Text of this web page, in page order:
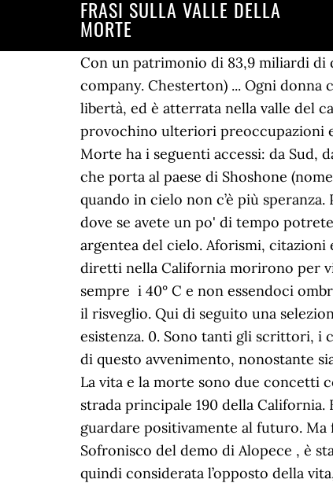
FRASI SULLA VALLE DELLA
MORTE
Con un patrimonio di 83,9 miliardi di dollari, è l'uomo più ricco del mondo Mr Jones Watches is an unforgettable British watch company. Chesterton) ... Ogni donna che ha finalmente capito il suo valore, ha raccolto le valigie del suo orgoglio, è salita sul volo della libertà, ed è atterrata nella valle del cambiamento. Però penso che il nostro approccio poco realistico e le nostre idee sulla morte provochino ulteriori preoccupazioni e ansie. (Fabrizio Caramagna), Ecco il sereno E chiaro nella valle il fiume appare. La Valle della Morte ha i seguenti accessi: da Sud, dalla statale 15 che unisce Los Angeles con Las Vegas, a Baker si gira verso Nord e sulla strada 127 che porta al paese di Shoshone (nome proprio di tribù nativa), dove si imbocca verso Ovest la strada 178 che porta al Pass battaglia. quando in cielo non c’è più speranza. Per chi arriva da ovest mi sento di consigliare Lone Pine, una piccola città molto caratteristica, dove se avete un po' di tempo potrete visitare le zone dove sono state girati molti film. E tutto era puro, giovane, fresco, sotto la luce argentea del cielo. Aforismi, citazioni e frasi zen sulla morte In quel periodo infatti c'era la corsa all'oro e parecchi cercatori che erano diretti nella California morirono per via delle condizioni avverse della Death Valley basti pensare che in estate la temperatura supera sempre i 40° C e non essendoci ombra il sole è implacabile oltre che assassino. Frasi sulla Vita e la Morte La vita è un sonno, la morte è il risveglio. Qui di seguito una selezione di frasi zen sulla morte che possono aprirci la strada verso questo modo di vedere la nostra esistenza. 0. Sono tanti gli scrittori, i cantanti, i personaggi pubblici che hanno espresso pensieri per la mamma morta, perché il dolore di questo avvenimento, nonostante sia nella natura delle cose, sconvolge sempre. Frasi sulla Vita e la Morte: le 100 più belle e profonde La vita e la morte sono due concetti complementari, ma strettamente legati tra loro. La Death Valley è attraversata da est­-ovest dalla strada principale 190 della California. Ecco perciò una selezione di frasi sulla mamma morta che danno speranza e permettono di guardare positivamente al futuro. Ma facciamo parte della natura, e quindi la morte è parte della nostra vita. Socrate, figlio di Sofronisco del demo di Alopece , è stato un filosofo greco a… Uomo morto non fa più guerra. la Valle dell’Evidenza. La morte non è quindi considerata l’opposto della vita, ma parte integrante di essa e di conseguenza qualcosa da accettare e di cui non avere paura. Presento una raccolta di frasi, citazioni e aforismi sulla valle. della tua anima. Utilizziamo anche cookie di terze parti che ci aiutano ad analizzare e comprendere come si utilizza questo sito web. il cespuglio più bello accanto al fonte. In primavera la zona è letteralmente infestata di turisti